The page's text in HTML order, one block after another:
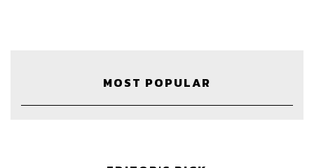
Credits
MOST POPULAR